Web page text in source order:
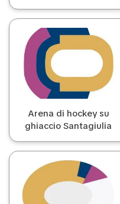
Arena di hockey su
ghiaccio Santagiulia